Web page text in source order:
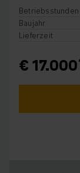
Betriebsstunden
Baujahr
Lieferzeit
€ 17.000